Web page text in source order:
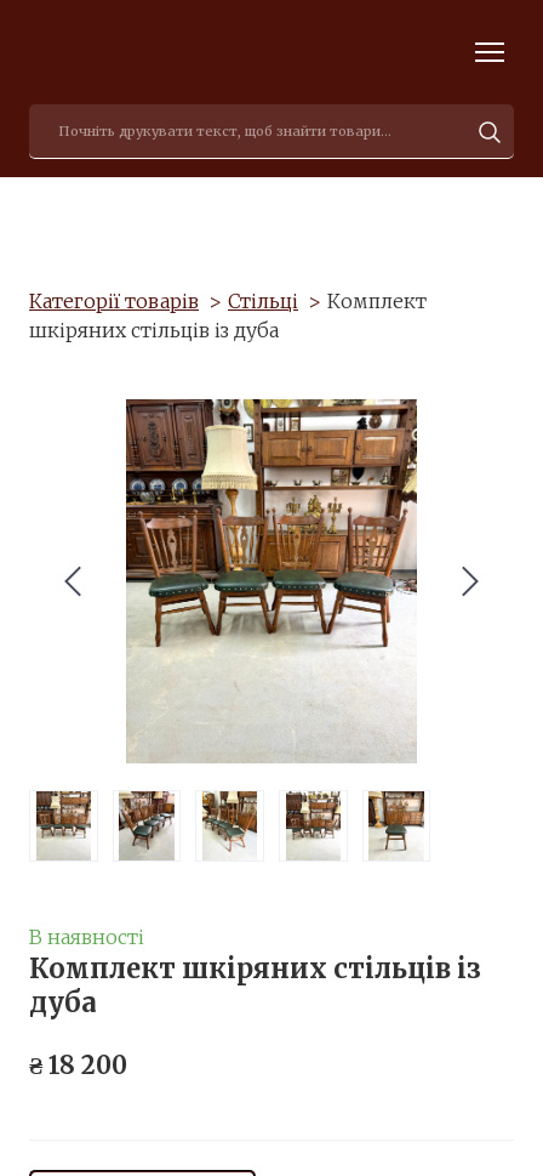
Категорії товарів Стільці
Комплект
шкіряних стільців із дуба
В наявності
Комплект шкіряних стільців із
дуба
₴ 18 200